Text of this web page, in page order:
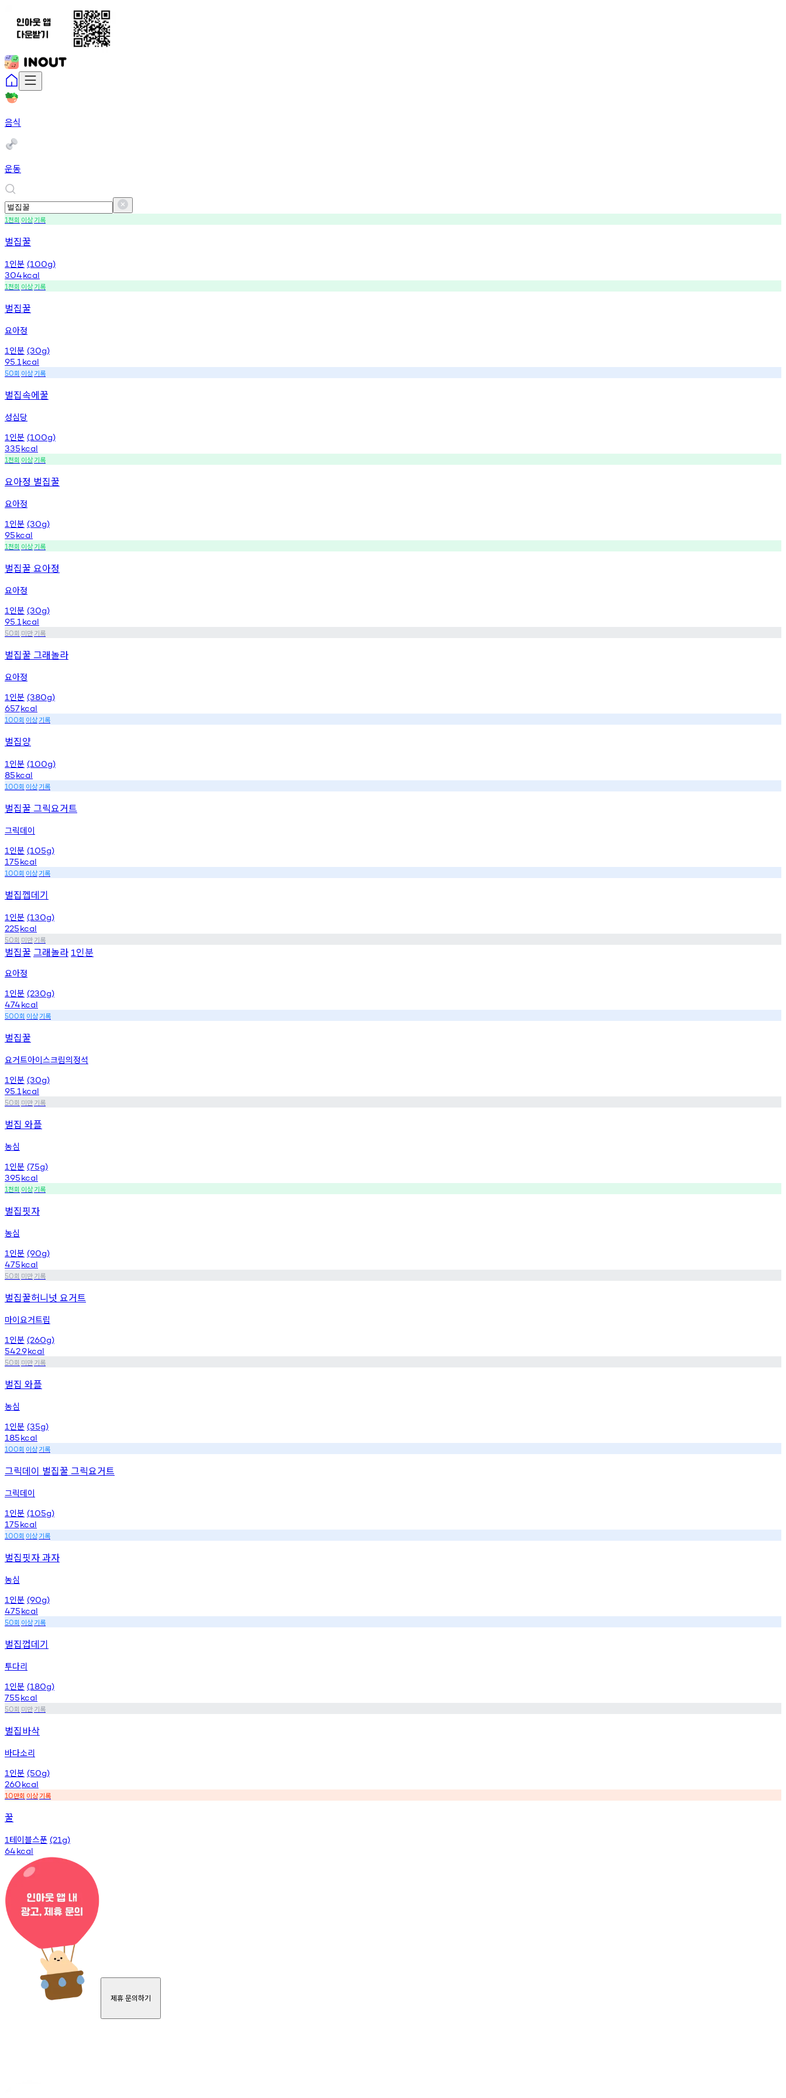
음식
운동
1천회 이상기록
벌집꿀
1 인분 (100g)
304kcal
1천회 이상기록
벌집꿀
요아정
1 인분 (30g)
95.1 kcal
50회 이상기록
벌집속에꿀
성심당
1 인분 (100g)
335kcal
1천회 이상기록
요아정 벌집꿀
요아정
1 인분 (30g)
95kcal
1천회 이상기록
벌집꿀 요아정
요아정
1 인분 (30g)
95.1 kcal
50회 미만기록
벌집꿀 그래놀라
요아정
1 인분 (380g)
657kcal
100회 이상기록
벌집양
1 인분 (100g)
85kcal
100회 이상기록
벌집꿀 그릭요거트
그릭데이
1 인분 (105g)
175kcal
100회 이상기록
벌집껩데기
1 인분 (130g)
225kcal
50회 미만기록
벌집꿀 그래놀라 1인분
요아정
1 인분 (230g)
474kcal
500회 이상기록
벌집꿀
요거트아이스크림의정석
1 인분 (30g)
95.1 kcal
50회 미만기록
벌집 와플
농심
1 인분 (75g)
395kcal
1천회 이상기록
벌집핏자
농심
1 인분 (90g)
475kcal
50회 미만기록
벌집꿀허니넛 요거트
마이요거트립
1 인분 (260g)
542.9kcal
50회 미만기록
벌집 와플
농심
1 인분 (35g)
185kcal
100회 이상기록
그릭데이 벌집꿀 그릭요거트
그릭데이
1 인분 (105g)
175kcal
100회 이상기록
벌집핏자 과자
농심
1 인분 (90g)
475kcal
50회 이상기록
벌집껍데기
투다리
1 인분 (180g)
755kcal
50회 미만기록
벌집바삭
바다소리
1 인분 (50g)
260kcal
10만회 이상기록
꿀
1 테이블스푼 (21g)
64kcal
제휴 문의하기